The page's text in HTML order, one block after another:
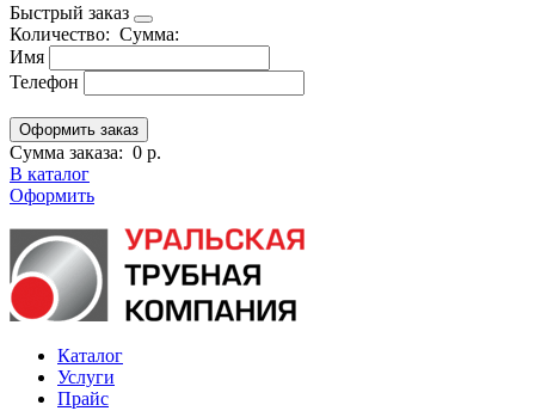
Быстрый заказ
Количество: Сумма:
Имя
Телефон
Сумма заказа: 0 р.
В каталог
Оформить
Каталог
Услуги
Прайс